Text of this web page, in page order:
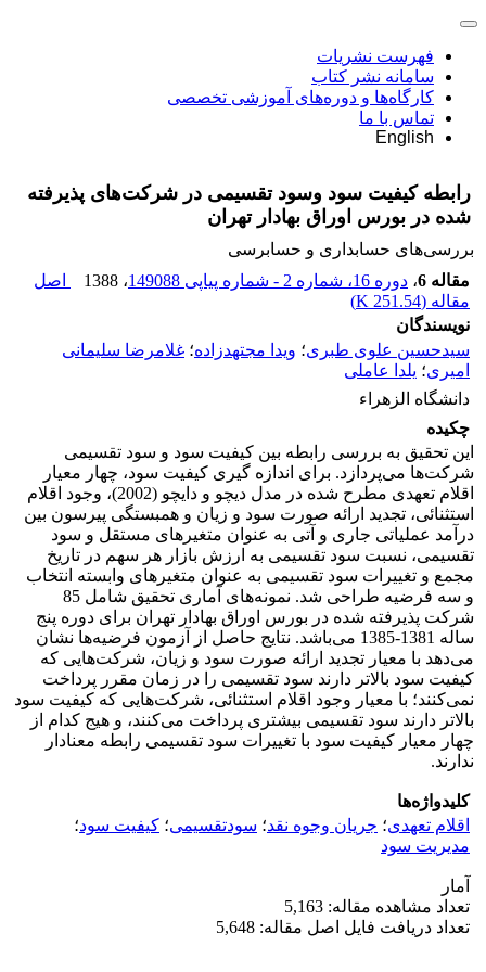
فهرست نشریات
سامانه نشر کتاب
کارگاه‌ها و دوره‌های آموزشی تخصصی
تماس با ما
English
رابطه کیفیت سود وسود تقسیمی در شرکت‌های پذیرفته
شده در بورس اوراق بهادار تهران
بررسی‏‌های حسابداری و حسابرسی
مقاله 6
، دوره 16، شماره 2 - شماره پیاپی 149088 ، 1388
اصل
مقاله (251.54 K
)
نویسندگان
سیدحسین علوی طبری؛ ویدا مجتهدزاده؛ غلامرضا سلیمانی
امیری؛ یلدا عاملی
دانشگاه الزهراء
چکیده
‌این تحقیق به بررسی رابطه بین کیفیت سود و سود تقسیمی
شرکت‌ها می‌پردازد. برای اندازه گیری کیفیت سود، چهار معیار
اقلام تعهدی مطرح شده در مدل دیچو و دایچو (2002)، وجود اقلام
استثنائی، تجدید ارائه صورت سود و زیان و همبستگی پیرسون بین
درآمد عملیاتی جاری و آتی به عنوان متغیرهای مستقل و سود
تقسیمی، نسبت سود تقسیمی به ارزش بازار هر سهم در تاریخ
مجمع و تغییرات سود تقسیمی به عنوان متغیرهای وابسته انتخاب
و سه فرضیه طراحی شد. نمونه‌های آماری تحقیق شامل 85
شرکت پذیرفته شده در بورس اوراق بهادار تهران برای دوره پنج
ساله 1381-1385 می‌باشد. نتایج حاصل از آزمون فرضیه‌ها نشان
می‌دهد با معیار تجدید ارائه صورت سود و زیان، شرکت‌هایی که
کیفیت سود بالاتر دارند سود تقسیمی را در زمان مقرر پرداخت
نمی‌کنند؛ با معیار وجود اقلام استثنائی، شرکت‌هایی که کیفیت سود
بالاتر دارند سود تقسیمی بیشتری پرداخت می‌کنند، و هیج کدام از
چهار معیار کیفیت سود با تغییرات سود تقسیمی رابطه معنادار
ندارند.
کلیدواژه‌ها
اقلام تعهدی؛ جریان وجوه نقد؛ سودتقسیمی؛ کیفیت سود؛
مدیریت سود
آمار
تعداد مشاهده مقاله: 5,163
تعداد دریافت فایل اصل مقاله: 5,648